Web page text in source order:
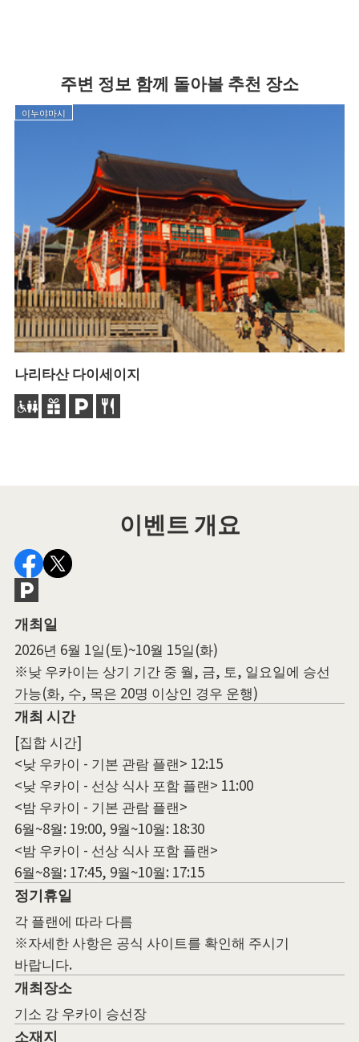
주변 정보 함께 돌아볼 추천 장소
이누야마시
나리타산 다이세이지
이벤트 개요
개최일
2026년 6월 1일(토)~10월 15일(화)
※낮 우카이는 상기 기간 중 월, 금, 토, 일요일에 승선
가능(화, 수, 목은 20명 이상인 경우 운행)
개최 시간
[집합 시간]
<낮 우카이 - 기본 관람 플랜> 12:15
<낮 우카이 - 선상 식사 포함 플랜> 11:00
<밤 우카이 - 기본 관람 플랜>
6월~8월: 19:00, 9월~10월: 18:30
<밤 우카이 - 선상 식사 포함 플랜>
6월~8월: 17:45, 9월~10월: 17:15
정기휴일
각 플랜에 따라 다름
※자세한 사항은 공식 사이트를 확인해 주시기
바랍니다.
개최장소
기소 강 우카이 승선장
소재지